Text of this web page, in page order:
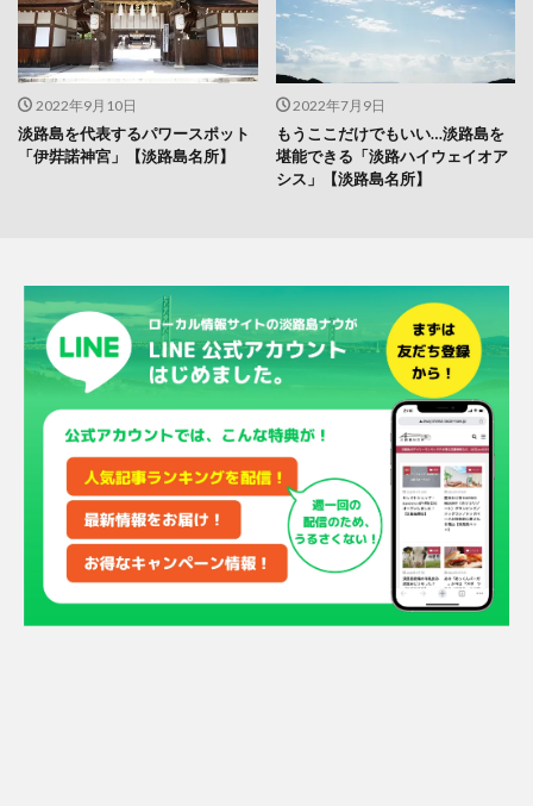
2022年9月10日
淡路島を代表するパワースポット
「伊弉諾神宮」【淡路島名所】
2022年7月9日
もうここだけでもいい…淡路島を
堪能できる「淡路ハイウェイオア
シス」【淡路島名所】